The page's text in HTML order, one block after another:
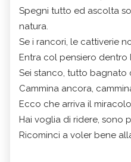
Spegni tutto ed ascolta
natura.
Se i rancori, le cattiverie
Entra col pensiero dentro
Sei stanco, tutto bagnato
Cammina ancora,
Ecco che arriva il
Hai voglia di ridere, sono
Ricominci a voler bene